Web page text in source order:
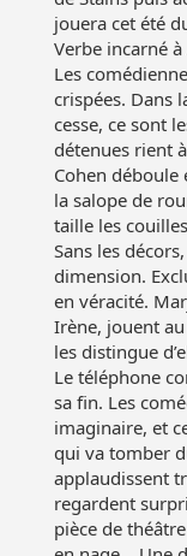
jouera cet été
Verbe incarné
Les
crispées. Dans
cesse, ce sont
détenues rient
Cohen déboule
la salope de
taille les
Sans les
dimension.
en véracité.
Irène, jouent
les distingue
Le téléphone
sa fin. Les
imaginaire, et
qui va tomber
applaudissent
regardent
pièce de